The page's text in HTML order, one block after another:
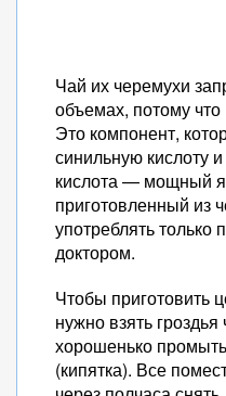
Чай их черемухи
объемах, потому
Это компонент,
синильную кислоту
кислота — мощный
приготовленный из
употреблять только
доктором.
Чтобы приготовить
нужно взять
хорошенько
(кипятка). Все